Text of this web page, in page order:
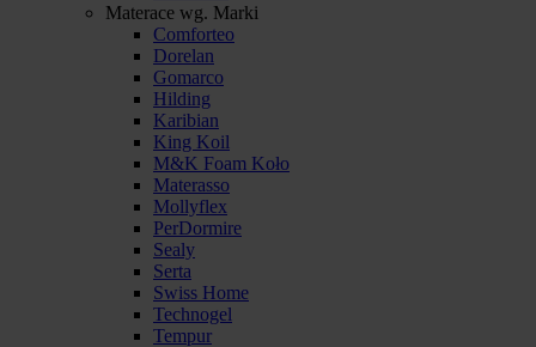
Materace wg. Marki
Comforteo
Dorelan
Gomarco
Hilding
Karibian
King Koil
M&K Foam Koło
Materasso
Mollyflex
PerDormire
Sealy
Serta
Swiss Home
Technogel
Tempur